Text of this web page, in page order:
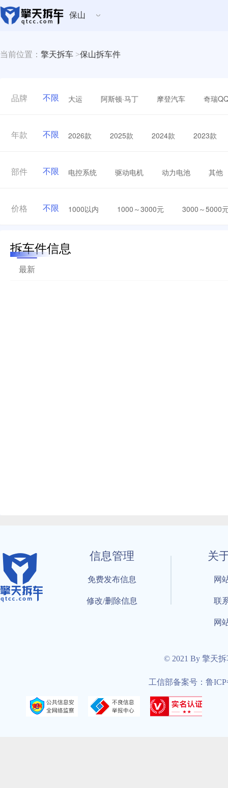
保山
当前位置： 擎天拆车 >保山拆车件
品牌 不限 大运 阿斯顿·马丁 摩登汽车 奇瑞
年款 不限 2026款 2025款 2024款 2023款
部件 不限 电控系统 驱动电机 动力电池 其他
价格 不限 1000以内 1000～3000元 3000～5000
拆车件信息
最新
信息管理
免费发布信息
修改/删除信息
关
网
联
网
© 2021 By 擎天
工信部备案号：鲁